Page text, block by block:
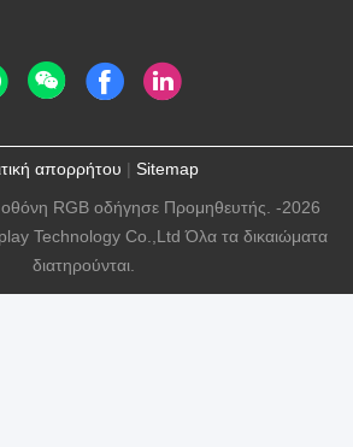
απορρήτου | Sitemap
οθόνη RGB οδήγησε Προμηθευτής. -2026
Technology Co.,Ltd Όλα τα δικαιώματα
διατηρούνται.